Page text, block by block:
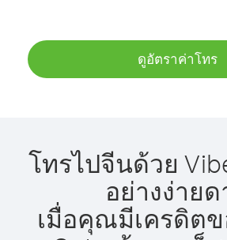
ดูอัตราค่าโทร
โทรไปจีนด้วย
อย่างง่ายด
เมื่อคุณมีเครดิตข